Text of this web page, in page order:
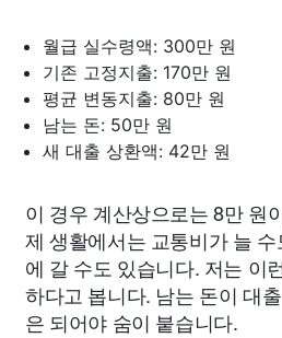
월급 실수령액: 300만 원
기존 고정지출: 170만 원
평균 변동지출: 80만 원
남는 돈: 50만 원
새 대출 상환액: 42만 원
이 경우 계산상으로는 8만 원
제 생활에서는 교통비가 늘
에 갈 수도 있습니다. 저는 이
하다고 봅니다. 남는 돈이 대
은 되어야 숨이 붙습니다.